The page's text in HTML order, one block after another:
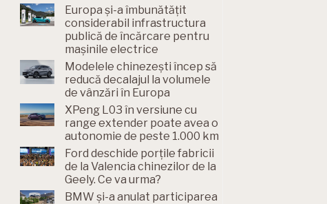
Europa și-a îmbunătățit
considerabil infrastructura
publică de încărcare pentru
mașinile electrice
Modelele chinezești încep să
reducă decalajul la volumele
de vânzări în Europa
XPeng L03 în versiune cu
range extender poate avea o
autonomie de peste 1.000 km
Ford deschide porțile fabricii
de la Valencia chinezilor de la
Geely. Ce va urma?
BMW și-a anulat participarea